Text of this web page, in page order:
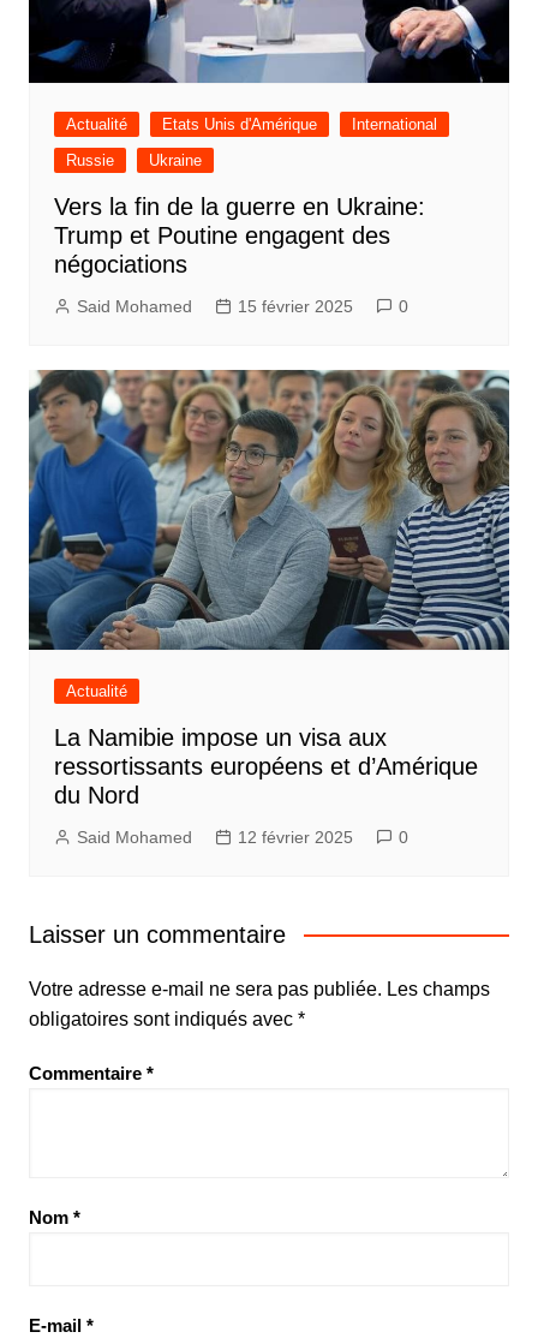
Actualité Etats Unis d'Amérique
International
Russie
Ukraine
Vers la fin de la guerre en Ukraine:
Trump et Poutine engagent des
négociations
Said Mohamed 15 février 2025 0
Actualité
La Namibie impose un visa aux
ressortissants européens et d’Amérique
du Nord
Said Mohamed 12 février 2025 0
Laisser un commentaire
Votre adresse e-mail ne sera pas publiée. Les champs
obligatoires sont indiqués avec *
Commentaire *
Nom *
E-mail *